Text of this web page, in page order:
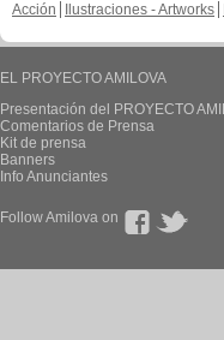
Acción
Ilustraciones - Artworks
EL PROYECTO AMILOVA
Presentación del PROYECTO
Comentarios de Prensa
Kit de prensa
Banners
Info Anunciantes
Follow Amilova on